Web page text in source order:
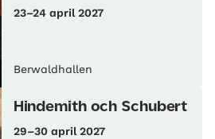
23–24 april 2027
Berwaldhallen
Hindemith och Schubert
29–30 april 2027